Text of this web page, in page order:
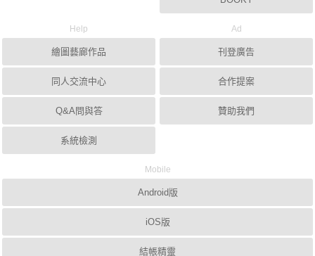
Help
繪圖藝廊作品
同人交流中心
Q&A問與答
系統檢測
Ad
刊登廣告
合作提案
贊助我們
Mobile
Android版
iOS版
結帳精靈